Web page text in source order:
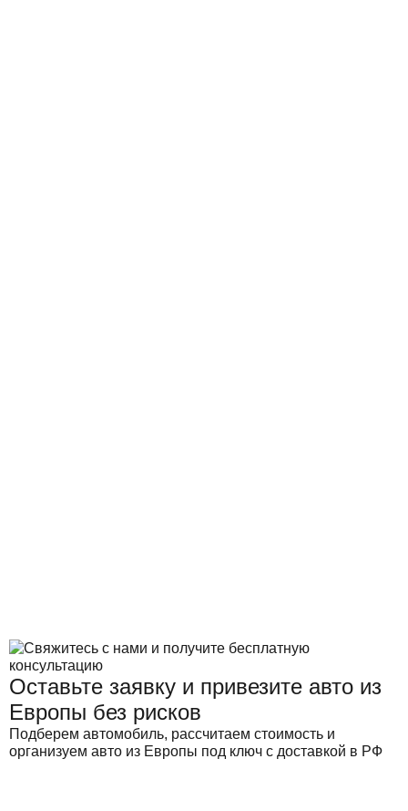
Оставьте заявку и привезите авто из
Европы без рисков
Подберем автомобиль, рассчитаем стоимость и
организуем авто из Европы под ключ с доставкой в РФ